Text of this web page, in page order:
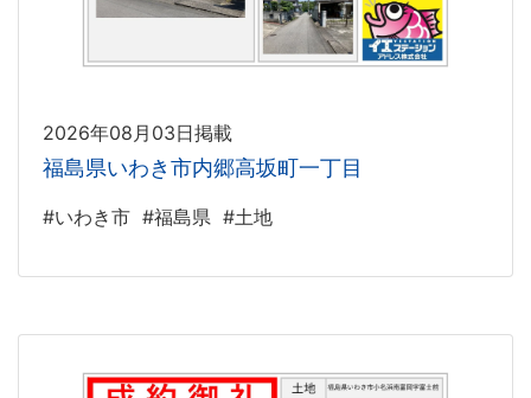
2026年08月03日掲載
福島県いわき市内郷高坂町一丁目
#いわき市 #福島県 #土地